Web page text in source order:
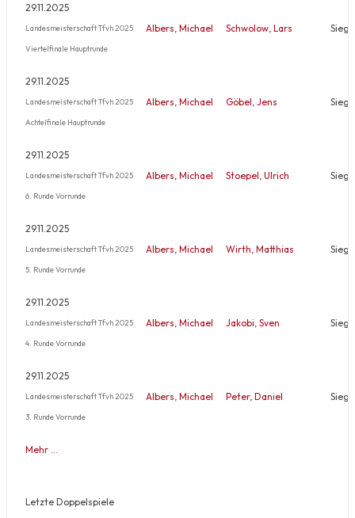
29.11.2025
Landesmeisterschaft Tfvh 2025
Viertelfinale Hauptrunde
Albers, Michael Schwolow, Lars Sieg
29.11.2025
Landesmeisterschaft Tfvh 2025
Achtelfinale Hauptrunde
Albers, Michael Göbel, Jens Sieg
29.11.2025
Landesmeisterschaft Tfvh 2025
6. Runde Vorrunde
Albers, Michael Stoepel, Ulrich Sieg
29.11.2025
Landesmeisterschaft Tfvh 2025
5. Runde Vorrunde
Albers, Michael Wirth, Matthias Sieg
29.11.2025
Landesmeisterschaft Tfvh 2025
4. Runde Vorrunde
Albers, Michael Jakobi, Sven Sieg
29.11.2025
Landesmeisterschaft Tfvh 2025
3. Runde Vorrunde
Albers, Michael Peter, Daniel Sieg
Mehr …
Letzte Doppelspiele